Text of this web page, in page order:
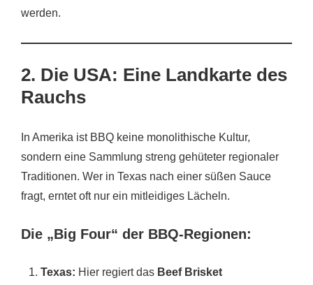
werden.
2. Die USA: Eine Landkarte des
Rauchs
In Amerika ist BBQ keine monolithische Kultur,
sondern eine Sammlung streng gehüteter regionaler
Traditionen. Wer in Texas nach einer süßen Sauce
fragt, erntet oft nur ein mitleidiges Lächeln.
Die „Big Four“ der BBQ-Regionen:
Texas: Hier regiert das Beef Brisket